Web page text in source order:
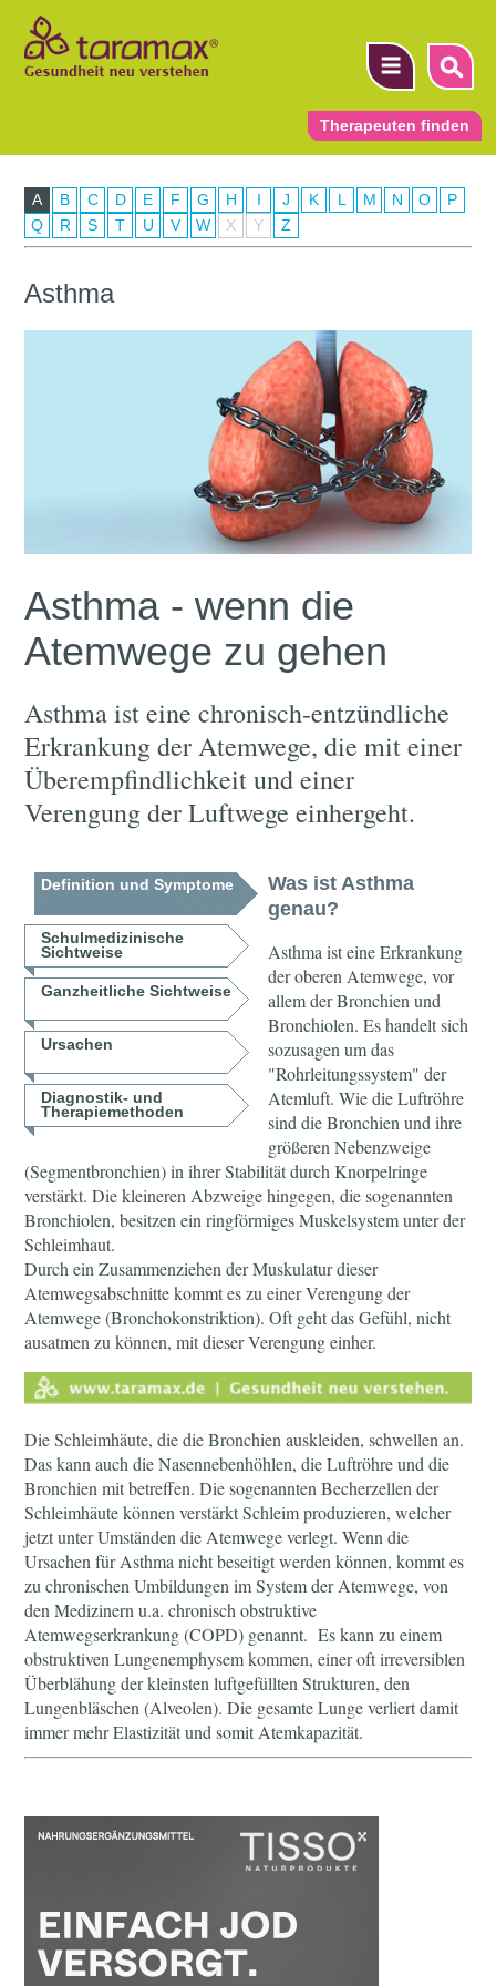
Therapeuten finden
A B C D E F G H I J K L M N O
P
Q
R S T U V W X Y Z
Asthma
Asthma - wenn die
Atemwege zu gehen
Asthma ist eine chronisch-entzündliche
Erkrankung der Atemwege, die mit einer
Überempfindlichkeit und einer
Verengung der Luftwege einhergeht.
Definition und Symptome
Schulmedizinische
Sichtweise
Ganzheitliche Sichtweise
Ursachen
Diagnostik- und
Therapiemethoden
Was ist Asthma
genau?
Asthma ist eine Erkrankung
der oberen Atemwege, vor
allem der Bronchien und
Bronchiolen. Es handelt sich
sozusagen um das
"Rohrleitungssystem" der
Atemluft. Wie die Luftröhre
sind die Bronchien und ihre
größeren Nebenzweige
(Segmentbronchien) in ihrer Stabilität durch Knorpelringe
verstärkt. Die kleineren Abzweige hingegen, die sogenannten
Bronchiolen, besitzen ein ringförmiges Muskelsystem unter der
Schleimhaut.
Durch ein Zusammenziehen der Muskulatur dieser
Atemwegsabschnitte kommt es zu einer Verengung der
Atemwege (Bronchokonstriktion). Oft geht das Gefühl, nicht
ausatmen zu können, mit dieser Verengung einher.
Die Schleimhäute, die die Bronchien auskleiden, schwellen an.
Das kann auch die Nasennebenhöhlen, die Luftröhre und die
Bronchien mit betreffen. Die sogenannten Becherzellen der
Schleimhäute können verstärkt Schleim produzieren, welcher
jetzt unter Umständen die Atemwege verlegt. Wenn die
Ursachen für Asthma nicht beseitigt werden können, kommt es
zu chronischen Umbildungen im System der Atemwege, von
den Medizinern u.a. chronisch obstruktive
Atemwegserkrankung (COPD) genannt. Es kann zu einem
obstruktiven Lungenemphysem kommen, einer oft irreversiblen
Überblähung der kleinsten luftgefüllten Strukturen, den
Lungenbläschen (Alveolen). Die gesamte Lunge verliert damit
immer mehr Elastizität und somit Atemkapazität.